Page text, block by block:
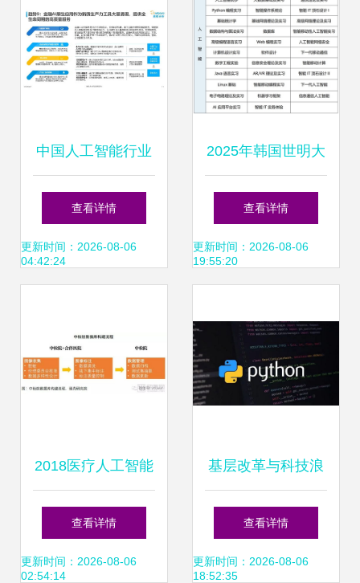
发 关键解读
中国人工智能行业
应用发展趋势2024
AI应用软件开发的
查看详情
更新时间：2026-08-06
04:42:24
2025年韩国世明大
学1年制中文授课
专升本申请指南 人
发
查看详情
更新时间：2026-08-06
19:55:20
2018医疗人工智能
报告 60家国内企业
产品落地现状揭示
查看详情
更新时间：2026-08-06
02:54:14
基层改革与科技浪
潮下的县域就业新
图景
查看详情
更新时间：2026-08-06
18:52:35